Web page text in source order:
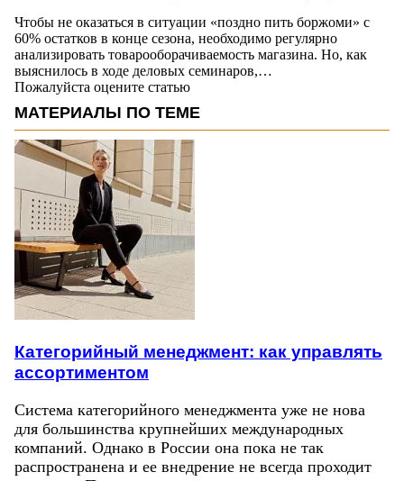
Чтобы не оказаться в ситуации «поздно пить боржоми» с
60% остатков в конце сезона, необходимо регулярно
анализировать товарооборачиваемость магазина. Но, как
выяснилось в ходе деловых семинаров,…
Пожалуйста оцените статью
МАТЕРИАЛЫ ПО ТЕМЕ
Категорийный менеджмент: как управлять
ассортиментом
Система категорийного менеджмента уже не нова
для большинства крупнейших международных
компаний. Однако в России она пока не так
распространена и ее внедрение не всегда проходит